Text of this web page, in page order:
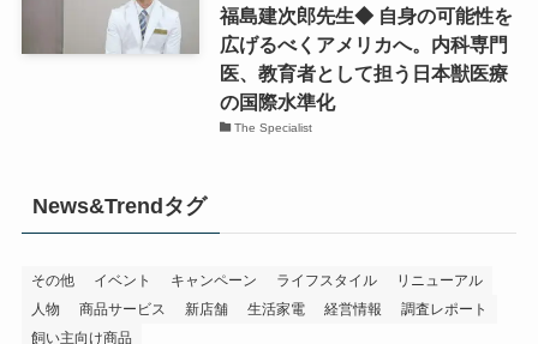
福島建次郎先生◆ 自身の可能性を
広げるべくアメリカへ。内科専門
医、教育者として担う日本獣医療
の国際水準化
The Specialist
News&Trendタグ
その他 イベント キャンペーン ライフスタイル
リニューアル
人物
商品サービス 新店舗 生活家電 経営情報
調査レポート
飼い主向け商品